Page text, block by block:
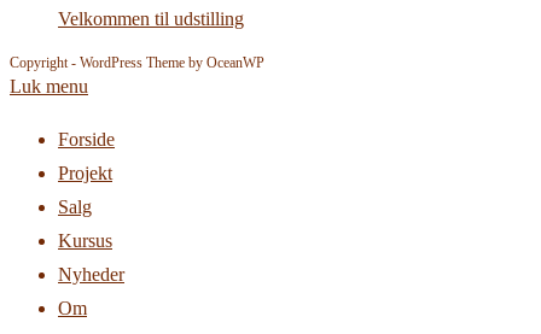
Velkommen til udstilling
Copyright - WordPress Theme by OceanWP
Luk menu
Forside
Projekt
Salg
Kursus
Nyheder
Om